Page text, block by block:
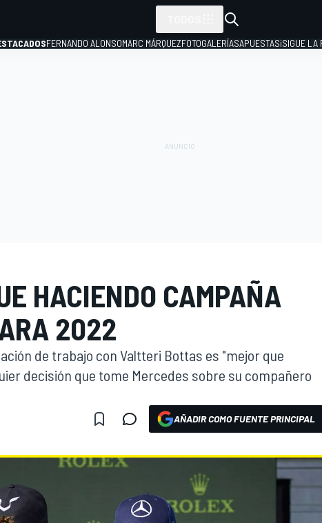
FERNANDO ALONSOMARC MÁRQUEZFOTOGALERÍASAPUESTAS¡SIGUE LA
HACIENDO CAMPAÑA
2022
de trabajo con Valtteri Bottas es "mejor que
decisión que tome Mercedes sobre su compañero
AÑADIR COMO FUENTE PRINCIPAL